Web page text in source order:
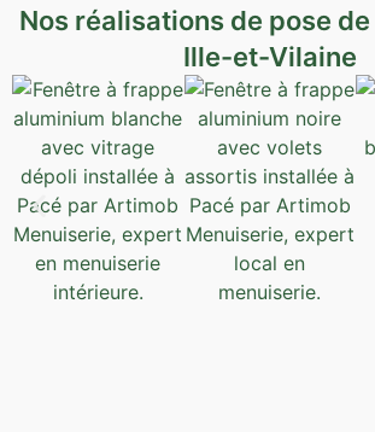
Nos réalisations de pose
Ille-et-Vilaine